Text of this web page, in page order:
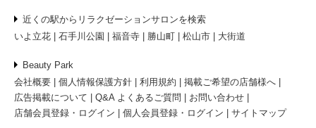
近くの駅からリラクゼーションサロンを検索
いよ立花
石手川公園 福音寺 勝山町 松山市 大街道
Beauty Park
会社概要
個人情報保護方針 利用規約
掲載ご希望の店舗様へ
広告掲載について
Q&A よくあるご質問
お問い合わせ
店舗会員登録・ログイン
個人会員登録・ログイン サイトマップ